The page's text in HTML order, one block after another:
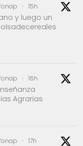
· 15h
y luego un
· 16h
Agrarias
· 17h